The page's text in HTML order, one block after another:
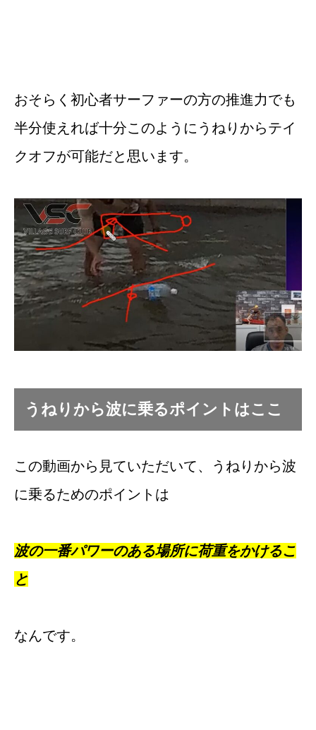
おそらく初心者サーファーの方の推進力でも
半分使えれば十分このようにうねりからテイ
クオフが可能だと思います。
うねりから波に乗るポイントはここ
この動画から見ていただいて、うねりから波
に乗るためのポイントは
波の一番パワーのある場所に荷重をかけるこ
と
なんです。